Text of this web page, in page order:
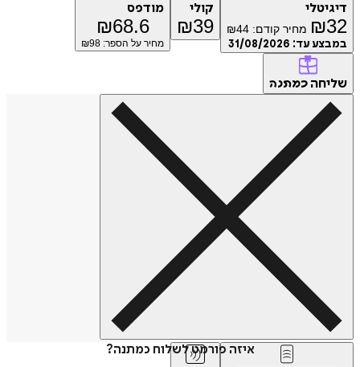
דיגיטלי
₪32 מחיר קודם: ₪44
במבצע עד: 31/08/2026
קולי
₪39
מודפס
₪68.6
מחיר על הספר: ₪ 98
שליחה כמתנה
איזה פורמט לשלוח כמתנה?